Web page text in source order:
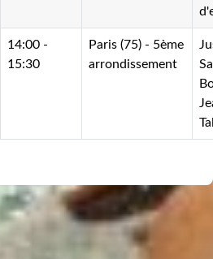
14:00 -
15:30
Paris (75) - 5ème
arrondissement